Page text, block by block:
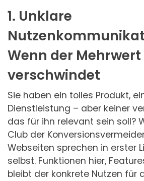
1. Unklare
Wenn der
verschwindet
Sie haben ein tolles Produkt,
Dienstleistung – aber keiner
das für ihn relevant sein soll?
Club der
Webseiten sprechen in erster
selbst. Funktionen hier,
bleibt der konkrete Nutzen für